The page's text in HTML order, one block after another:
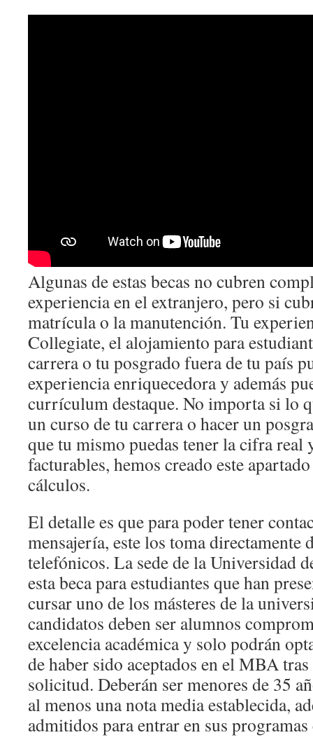
Algunas de estas becas no cubren
experiencia en el extranjero, pero si
matrícula o la manutención. Tu
Collegiate, el alojamiento para
carrera o tu posgrado fuera de tu país
experiencia enriquecedora y además
currículum destaque. No importa si lo
un curso de tu carrera o hacer un
que tu mismo puedas tener la cifra real
facturables, hemos creado este
cálculos.
El detalle es que para poder tener
mensajería, este los toma directamente
telefónicos. La sede de la Universidad
esta beca para estudiantes que han
cursar uno de los másteres de la
candidatos deben ser alumnos
excelencia académica y solo podrán
de haber sido aceptados en el MBA
solicitud. Deberán ser menores de 35
al menos una nota media establecida,
admitidos para entrar en sus